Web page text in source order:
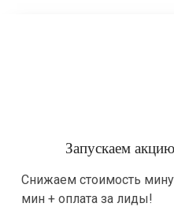
Запускаем
Снижаем стоимость
мин + оплата за лиды!